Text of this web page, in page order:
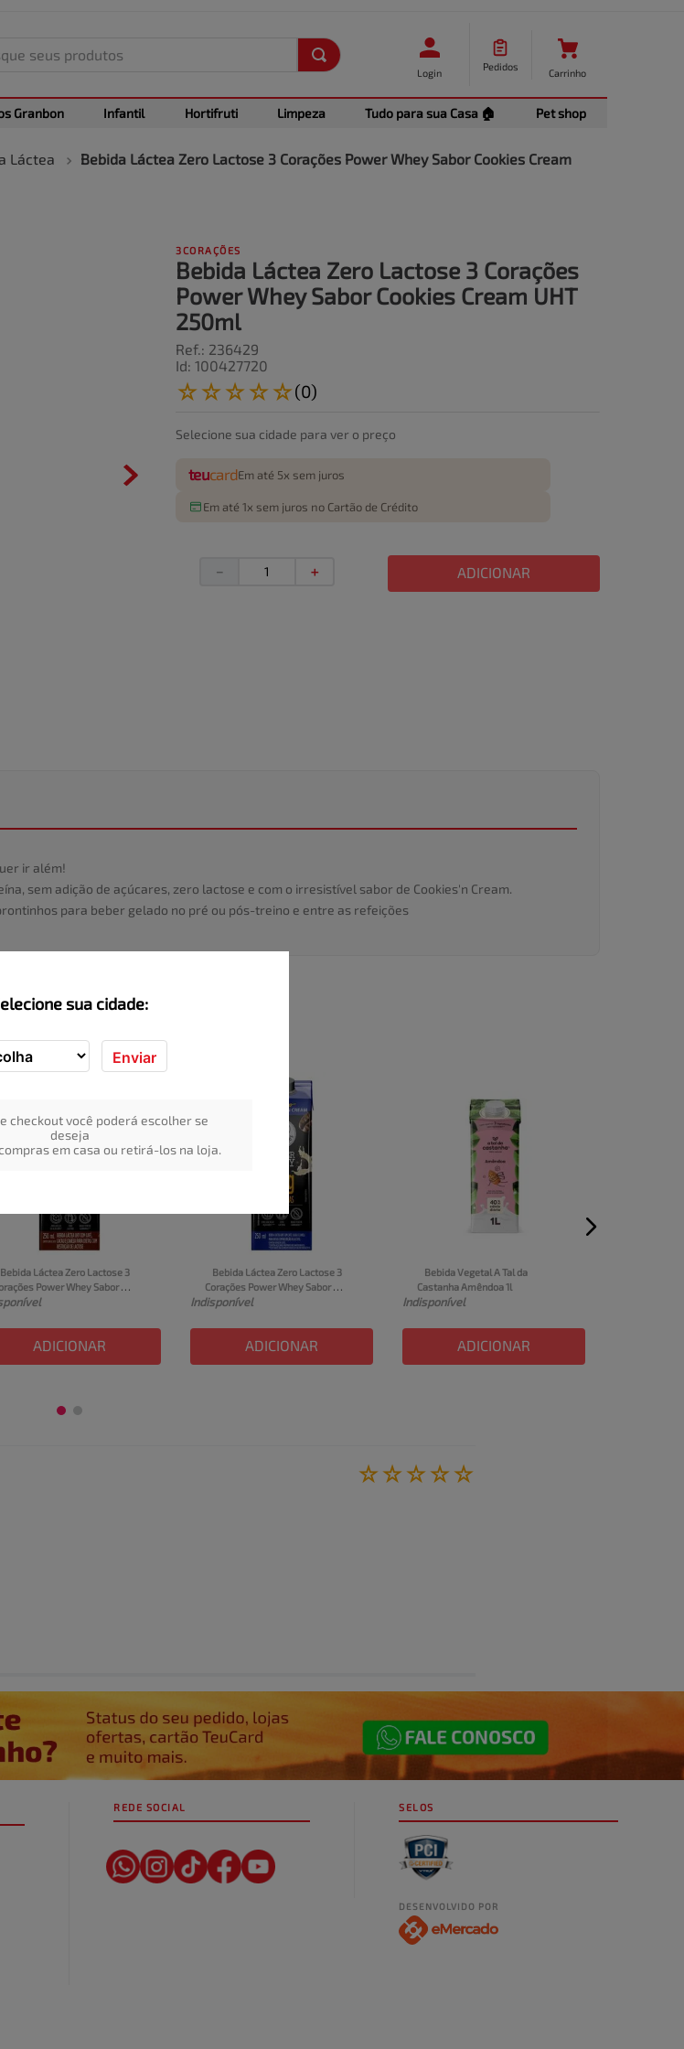
sua cidade:
Enviar
checkout você poderá escolher se
deseja
em casa ou retirá-los na loja.
Login
Pedidos
Carrinho
Granbon Infantil Hortifruti Limpeza Tudo para sua Casa 🏠 Pet shop
Láctea
Bebida Láctea Zero Lactose 3 Corações Power Whey Sabor Cookies Cream
3CORAÇÕES
Bebida Láctea Zero Lactose 3 Corações
Power Whey Sabor Cookies Cream UHT
250ml
Ref.: 236429
Id: 100427720
☆☆☆☆☆(0)
Selecione sua cidade para ver o preço
teucardEm até 5x sem juros
Em até 1x sem juros no Cartão de Crédito
＋
－ ADICIONAR
ir além!
sem adição de açúcares, zero lactose e com o irresistível sabor de Cookies'n Cream.
para beber gelado no pré ou pós-treino e entre as refeições
Bebida Láctea Zero Lactose 3
Power Whey Sabor
Classic UHT 250ml
ADICIONAR
Bebida Láctea Zero Lactose 3
Corações Power Whey Sabor
Cookies Cream UHT 250ml
Indisponível
ADICIONAR
Bebida Vegetal A Tal da
Castanha Amêndoa 1l
Indisponível
ADICIONAR
☆☆☆☆☆
REDE SOCIAL SELOS
DESENVOLVIDO POR